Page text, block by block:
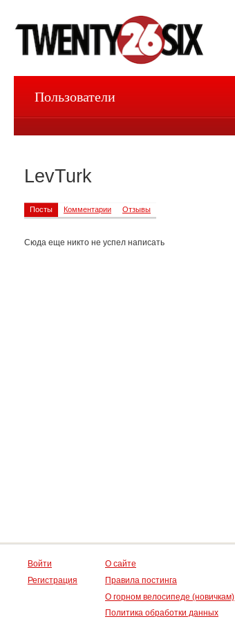
Пользователи
LevTurk
Посты Комментарии Отзывы
Сюда еще никто не успел написать
Войти
Регистрация
О сайте
Правила постинга
О горном велосипеде (новичкам)
Политика обработки данных